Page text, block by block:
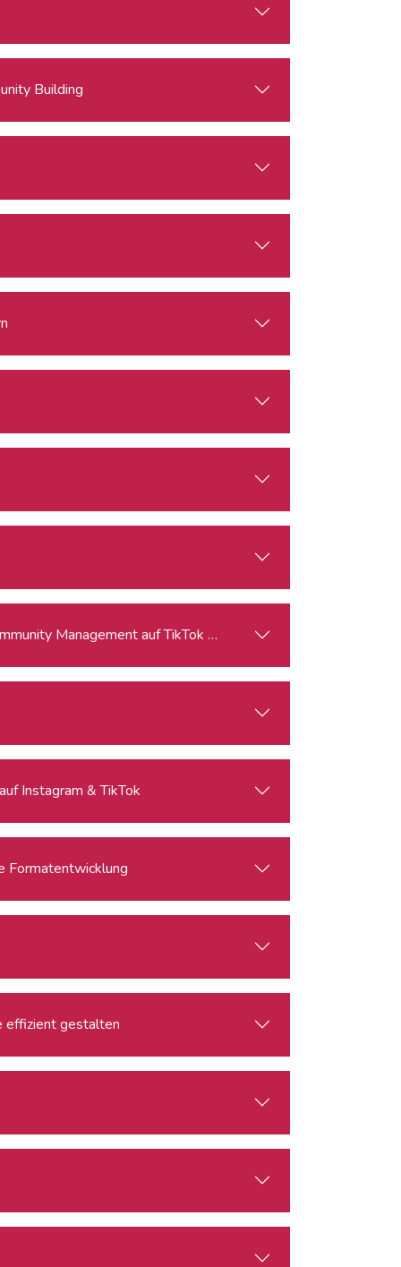
Building
Management auf TikTok und Instagram
Instagram & TikTok
Formatentwicklung
effizient gestalten